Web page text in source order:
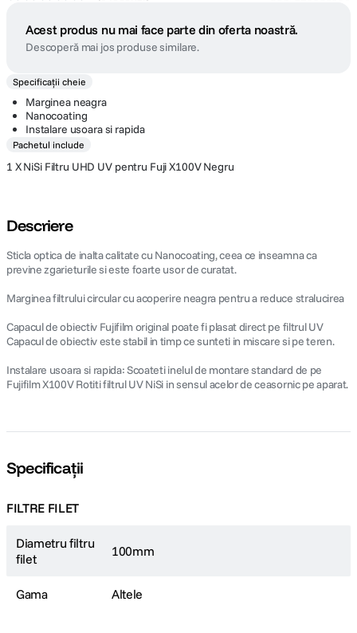
Acest produs nu mai face parte din oferta noastră.
Descoperă mai jos produse similare.
Specificații cheie
Marginea neagra
Nanocoating
Instalare usoara si rapida
Pachetul include
1 X NiSi Filtru UHD UV pentru Fuji X100V Negru
Descriere
Sticla optica de inalta calitate cu Nanocoating, ceea ce inseamna ca
previne zgarieturile si este foarte usor de curatat.
Marginea filtrului circular cu acoperire neagra pentru a reduce stralucirea
Capacul de obiectiv Fujifilm original poate fi plasat direct pe filtrul UV
Capacul de obiectiv este stabil in timp ce sunteti in miscare si pe teren.
Instalare usoara si rapida: Scoateti inelul de montare standard de pe
Fujifilm X100V Rotiti filtrul UV NiSi in sensul acelor de ceasornic pe aparat.
Specificații
FILTRE FILET
Diametru filtru
filet
100mm
Gama Altele